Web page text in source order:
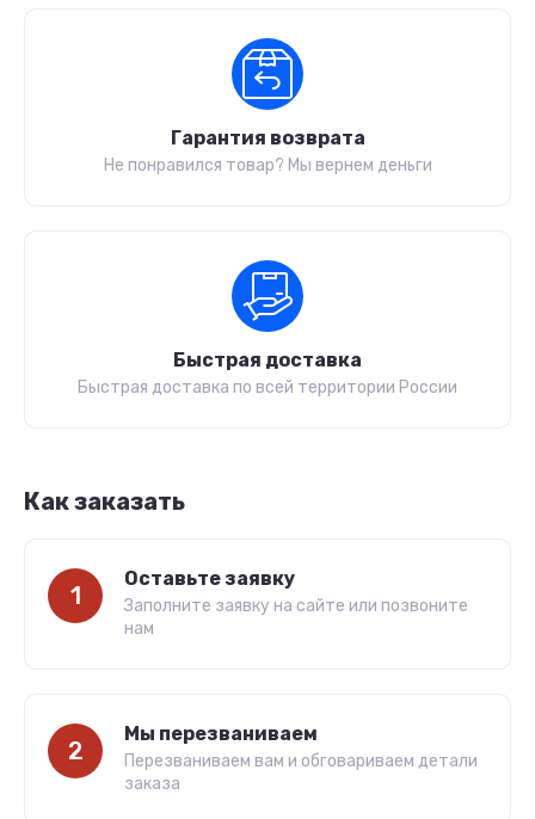
Гарантия возврата
Не понравился товар? Мы вернем деньги
Быстрая доставка
Быстрая доставка по всей территории России
Как заказать
1
Оставьте заявку
Заполните заявку на сайте или позвоните
нам
2
Мы перезваниваем
Перезваниваем вам и обговариваем детали
заказа